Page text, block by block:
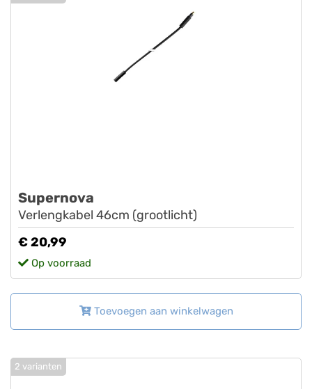
Supernova
Verlengkabel 46cm (grootlicht)
€ 20,99
Op voorraad
Toevoegen aan winkelwagen
2 varianten